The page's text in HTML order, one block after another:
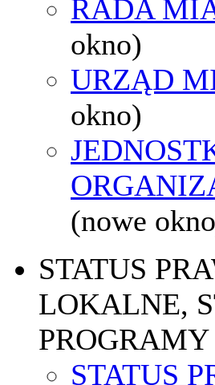
RADA
okno)
URZĄD
okno)
(nowe
STATUS
LOKALNE,
STATUS